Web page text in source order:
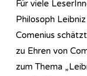
Für viele
Philosoph
Comenius
zu Ehren von
zum Thema